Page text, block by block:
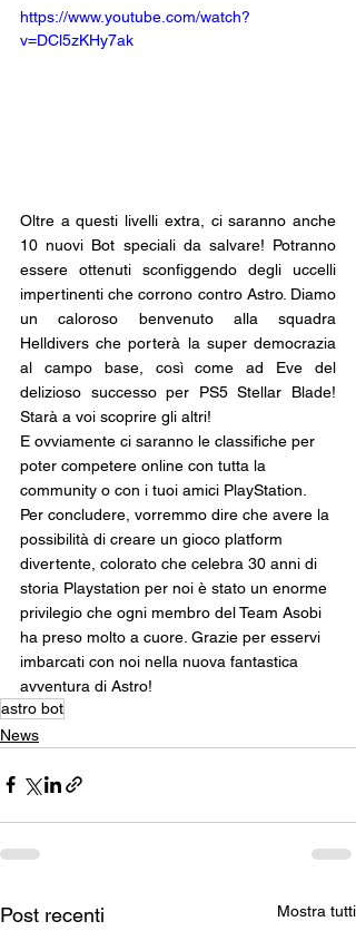
https://www.youtube.com/watch?
v=DCl5zKHy7ak
Oltre a questi livelli extra, ci saranno anche
10 nuovi Bot speciali da salvare! Potranno
essere ottenuti sconfiggendo degli uccelli
impertinenti che corrono contro Astro. Diamo
un caloroso benvenuto alla squadra
Helldivers che porterà la super democrazia
al campo base, così come ad Eve del
delizioso successo per PS5 Stellar Blade!
Starà a voi scoprire gli altri!
E ovviamente ci saranno le classifiche per
poter competere online con tutta la
community o con i tuoi amici PlayStation.
Per concludere, vorremmo dire che avere la
possibilità di creare un gioco platform
divertente, colorato che celebra 30 anni di
storia Playstation per noi è stato un enorme
privilegio che ogni membro del Team Asobi
ha preso molto a cuore. Grazie per esservi
imbarcati con noi nella nuova fantastica
avventura di Astro!
astro bot
News
Post recenti Mostra tutti